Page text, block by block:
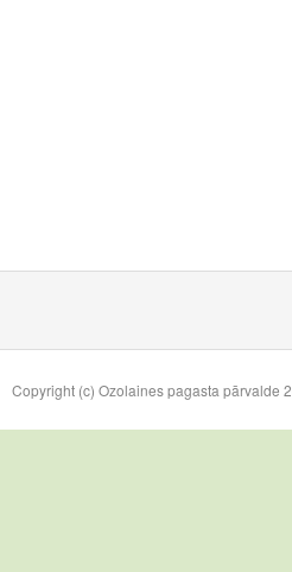
Copyright (c) Ozolaines pagasta pārvalde